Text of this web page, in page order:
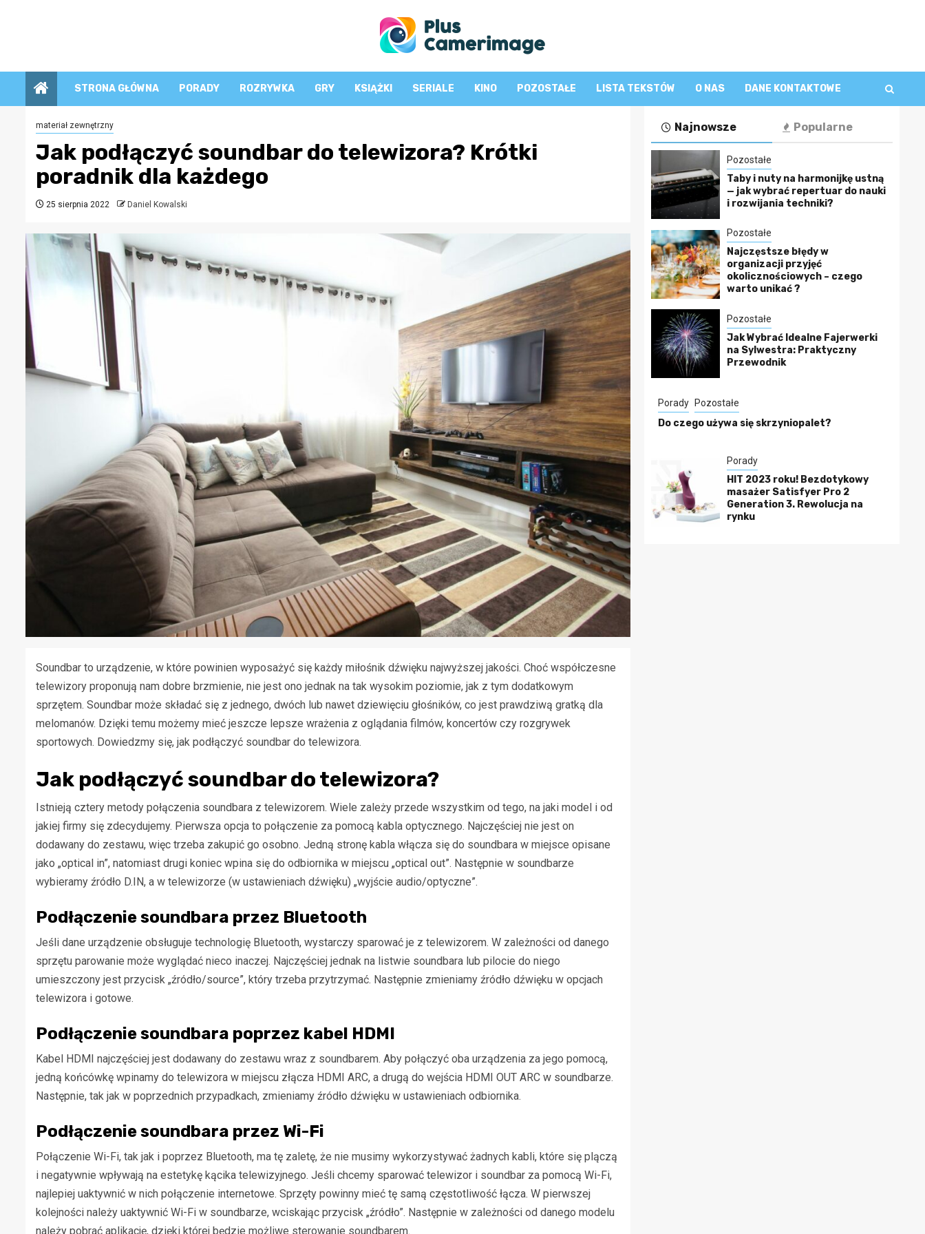
STRONA GŁÓWNA PORADY ROZRYWKA GRY KSIĄŻKI SERIALE KINO POZOSTAŁE LISTA TEKSTÓW O NAS DANE KONTAKTOWE
materiał zewnętrzny
Jak podłączyć soundbar do telewizora? Krótki
poradnik dla każdego
25 sierpnia 2022 Daniel Kowalski
Soundbar to urządzenie, w które powinien wyposażyć się każdy miłośnik dźwięku najwyższej jakości. Choć współczesne
telewizory proponują nam dobre brzmienie, nie jest ono jednak na tak wysokim poziomie, jak z tym dodatkowym
sprzętem. Soundbar może składać się z jednego, dwóch lub nawet dziewięciu głośników, co jest prawdziwą gratką dla
melomanów. Dzięki temu możemy mieć jeszcze lepsze wrażenia z oglądania filmów, koncertów czy rozgrywek
sportowych. Dowiedzmy się, jak podłączyć soundbar do telewizora.
Jak podłączyć soundbar do telewizora?
Istnieją cztery metody połączenia soundbara z telewizorem. Wiele zależy przede wszystkim od tego, na jaki model i od
jakiej firmy się zdecydujemy. Pierwsza opcja to połączenie za pomocą kabla optycznego. Najczęściej nie jest on
dodawany do zestawu, więc trzeba zakupić go osobno. Jedną stronę kabla włącza się do soundbara w miejsce opisane
jako „optical in”, natomiast drugi koniec wpina się do odbiornika w miejscu „optical out”. Następnie w soundbarze
wybieramy źródło D.IN, a w telewizorze (w ustawieniach dźwięku) „wyjście audio/optyczne”.
Podłączenie soundbara przez Bluetooth
Jeśli dane urządzenie obsługuje technologię Bluetooth, wystarczy sparować je z telewizorem. W zależności od danego
sprzętu parowanie może wyglądać nieco inaczej. Najczęściej jednak na listwie soundbara lub pilocie do niego
umieszczony jest przycisk „źródło/source”, który trzeba przytrzymać. Następnie zmieniamy źródło dźwięku w opcjach
telewizora i gotowe.
Podłączenie soundbara poprzez kabel HDMI
Kabel HDMI najczęściej jest dodawany do zestawu wraz z soundbarem. Aby połączyć oba urządzenia za jego pomocą,
jedną końcówkę wpinamy do telewizora w miejscu złącza HDMI ARC, a drugą do wejścia HDMI OUT ARC w soundbarze.
Następnie, tak jak w poprzednich przypadkach, zmieniamy źródło dźwięku w ustawieniach odbiornika.
Podłączenie soundbara przez Wi-Fi
Połączenie Wi-Fi, tak jak i poprzez Bluetooth, ma tę zaletę, że nie musimy wykorzystywać żadnych kabli, które się plączą
i negatywnie wpływają na estetykę kącika telewizyjnego. Jeśli chcemy sparować telewizor i soundbar za pomocą Wi-Fi,
najlepiej uaktywnić w nich połączenie internetowe. Sprzęty powinny mieć tę samą częstotliwość łącza. W pierwszej
kolejności należy uaktywnić Wi-Fi w soundbarze, wciskając przycisk „źródło”. Następnie w zależności od danego modelu
należy pobrać aplikację, dzięki której będzie możliwe sterowanie soundbarem.
Najnowsze Popularne
Pozostałe
Taby i nuty na harmonijkę ustną
— jak wybrać repertuar do nauki
i rozwijania techniki?
Pozostałe
Najczęstsze błędy w
organizacji przyjęć
okolicznościowych – czego
warto unikać ?
Pozostałe
Jak Wybrać Idealne Fajerwerki
na Sylwestra: Praktyczny
Przewodnik
Porady Pozostałe
Do czego używa się skrzyniopalet?
Porady
HIT 2023 roku! Bezdotykowy
masażer Satisfyer Pro 2
Generation 3. Rewolucja na
rynku